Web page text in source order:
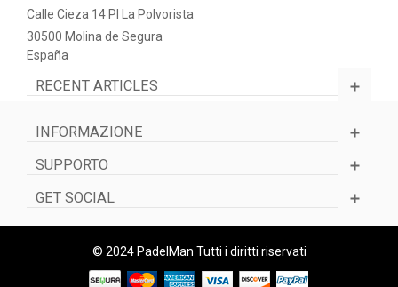
Calle Cieza 14 PI La Polvorista
30500 Molina de Segura
España
RECENT ARTICLES
INFORMAZIONE
SUPPORTO
GET SOCIAL
© 2024 PadelMan Tutti i diritti riservati